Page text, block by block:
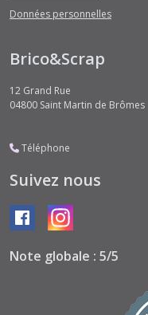
Données personnelles
Brico&Scrap
12 Grand Rue
04800 Saint Martin de Brômes
Téléphone
Suivez nous
Note globale : 5/5